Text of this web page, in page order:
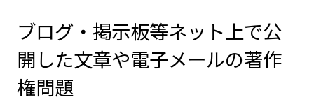
ブログ・掲示板等ネット上で公
開した文章や電子メールの著作
権問題